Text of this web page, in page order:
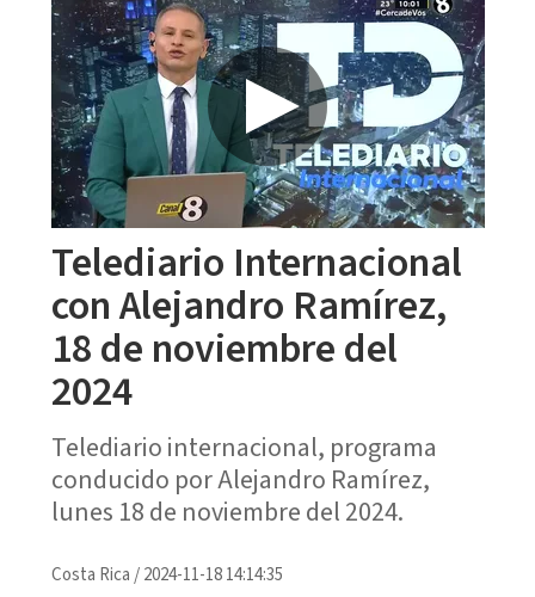
Telediario Internacional
con Alejandro Ramírez,
18 de noviembre del
2024
Telediario internacional, programa
conducido por Alejandro Ramírez,
lunes 18 de noviembre del 2024.
Costa Rica /2024-11-18 14:14:35